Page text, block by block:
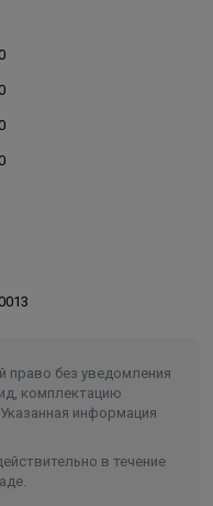
право без уведомления
комплектацию
информация
в течение